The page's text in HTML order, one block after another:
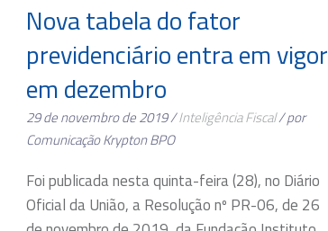
Nova tabela do fator
previdenciário entra em vigor
em dezembro
29 de novembro de 2019 /Inteligência Fiscal/ por
Comunicação Krypton BPO
Foi publicada nesta quinta-feira (28), no Diário
Oficial da União, a Resolução nº PR-06, de 26